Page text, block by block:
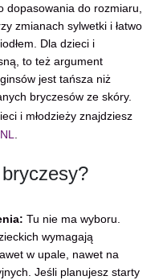
dopasowania do rozmiaru,
zmianach sylwetki i łatwo
Dla dzieci i
to też argument
jest tańsza niż
bryczesów ze skóry.
i młodzieży znajdziesz
Tu nie ma wyboru.
wymagają
w upale, nawet na
Jeśli planujesz starty